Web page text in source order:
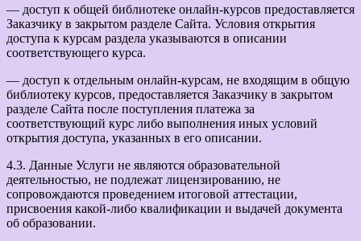
— доступ к общей библиотеке онлайн-курсов предоставляется
Заказчику в закрытом разделе Сайта. Условия открытия
доступа к курсам раздела указываются в описании
соответствующего курса.
— доступ к отдельным онлайн-курсам, не входящим в общую
библиотеку курсов, предоставляется Заказчику в закрытом
разделе Сайта после поступления платежа за
соответствующий курс либо выполнения иных условий
открытия доступа, указанных в его описании.
4.3. Данные Услуги не являются образовательной
деятельностью, не подлежат лицензированию, не
сопровождаются проведением итоговой аттестации,
присвоения какой-либо квалификации и выдачей документа
об образовании.